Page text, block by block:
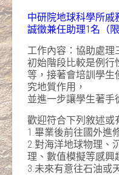
中研院地球科學所戚
誠徵兼任助理1名（
工作內容：協助處理
初始階段比較是例行
等，接著會培訓學生
究地質作用，
並進一步讓學生著手
歡迎符合下列敘述或
1.畢業後前往國外進
2.對海洋地球物理、
理、數值模擬等感興
3.未來有意往石油或